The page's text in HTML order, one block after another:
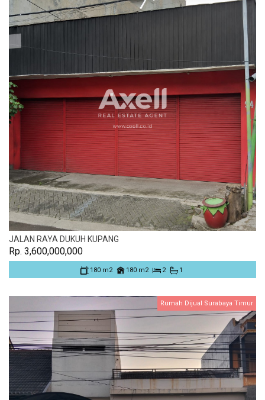
JALAN RAYA DUKUH KUPANG
Rp. 3,600,000,000
180 m2 180 m2 2 1
Rumah Dijual Surabaya Timur